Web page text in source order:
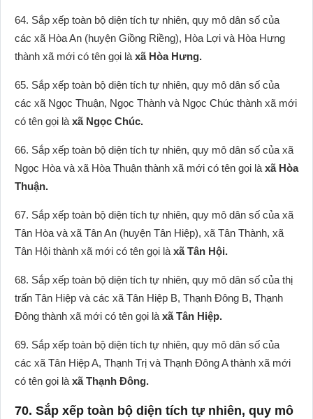
64. Sắp xếp toàn bộ diện tích tự nhiên, quy mô dân số của
các xã Hòa An (huyện Giồng Riềng), Hòa Lợi và Hòa Hưng
thành xã mới có tên gọi là xã Hòa Hưng.
65. Sắp xếp toàn bộ diện tích tự nhiên, quy mô dân số của
các xã Ngọc Thuận, Ngọc Thành và Ngọc Chúc thành xã mới
có tên gọi là xã Ngọc Chúc.
66. Sắp xếp toàn bộ diện tích tự nhiên, quy mô dân số của xã
Ngọc Hòa và xã Hòa Thuận thành xã mới có tên gọi là xã Hòa
Thuận.
67. Sắp xếp toàn bộ diện tích tự nhiên, quy mô dân số của xã
Tân Hòa và xã Tân An (huyện Tân Hiệp), xã Tân Thành, xã
Tân Hội thành xã mới có tên gọi là xã Tân Hội.
68. Sắp xếp toàn bộ diện tích tự nhiên, quy mô dân số của thị
trấn Tân Hiệp và các xã Tân Hiệp B, Thạnh Đông B, Thạnh
Đông thành xã mới có tên gọi là xã Tân Hiệp.
69. Sắp xếp toàn bộ diện tích tự nhiên, quy mô dân số của
các xã Tân Hiệp A, Thạnh Trị và Thạnh Đông A thành xã mới
có tên gọi là xã Thạnh Đông.
70. Sắp xếp toàn bộ diện tích tự nhiên, quy mô